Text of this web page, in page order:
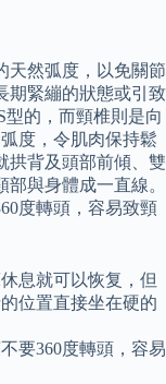
天然弧度，以免關節
期緊繃的狀態或引致
型的，而頸椎則是向
度，令肌肉保持鬆
拱背及頭部前傾、雙
與身體成一直線。
度轉頭，容易致頸
息就可以恢复，但
位置直接坐在硬的
要360度轉頭，容易